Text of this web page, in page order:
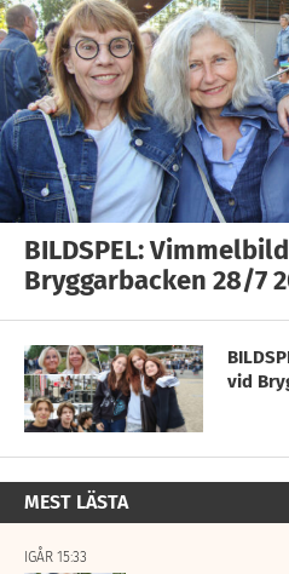
BILDSPEL:
Bryggarbacken 28/7
vid
MEST LÄSTA
IGÅR 15:33